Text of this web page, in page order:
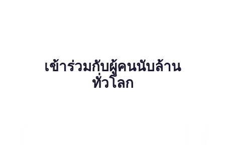
เข้าร่วมกับผู้คนนับล้าน
ทั่วโลก